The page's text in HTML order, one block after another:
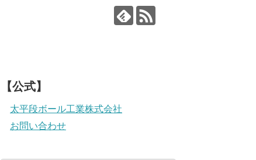
【公式】
太平段ボール工業株式会社
お問い合わせ